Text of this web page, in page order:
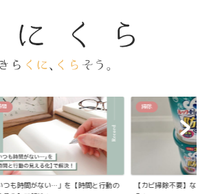
間
つも時間がない…」を【時間と行動の
掃除
【カビ掃除不要】なお